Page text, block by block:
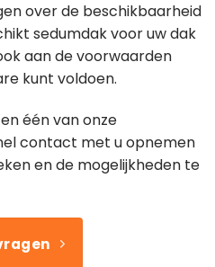
over de beschikbaarheid
sedumdak voor uw dak
aan de voorwaarden
kunt voldoen.
één van onze
contact met u opnemen
en de mogelijkheden te